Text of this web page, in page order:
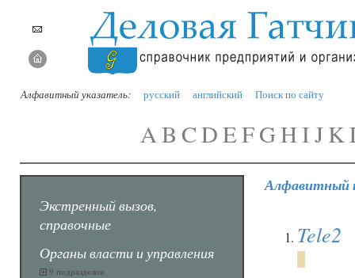
Алфавитный указатель: русский английский Поиск по сайту
AB CDEFGHIJK
Экстренный вызов,
справочные
Органы власти и управления
9 подразделов
Алфавитный
Tele2